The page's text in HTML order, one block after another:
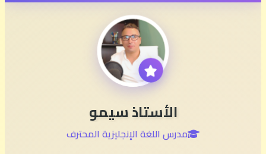
الأستاذ سيمو
مدرس اللغة الإنجليزية المحترف